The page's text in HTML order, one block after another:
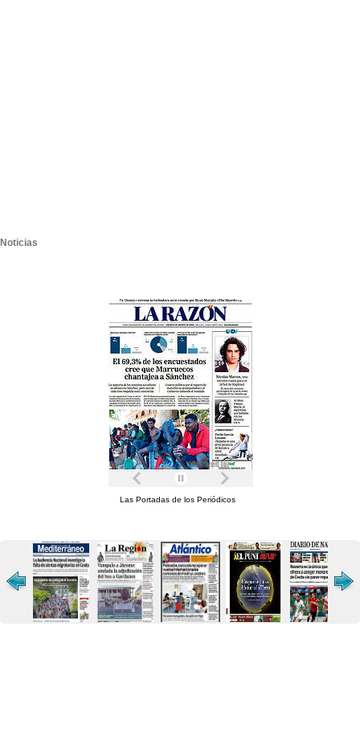
Noticias
Las Portadas de los Periódicos